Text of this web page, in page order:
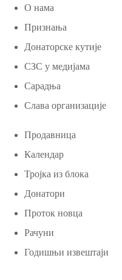
О нама
Признања
Донаторске кутије
СЗС у медијама
Сарадња
Слава организације
Продавница
Календар
Тројка из блока
Донатори
Проток новца
Рачуни
Годишњи извештаји